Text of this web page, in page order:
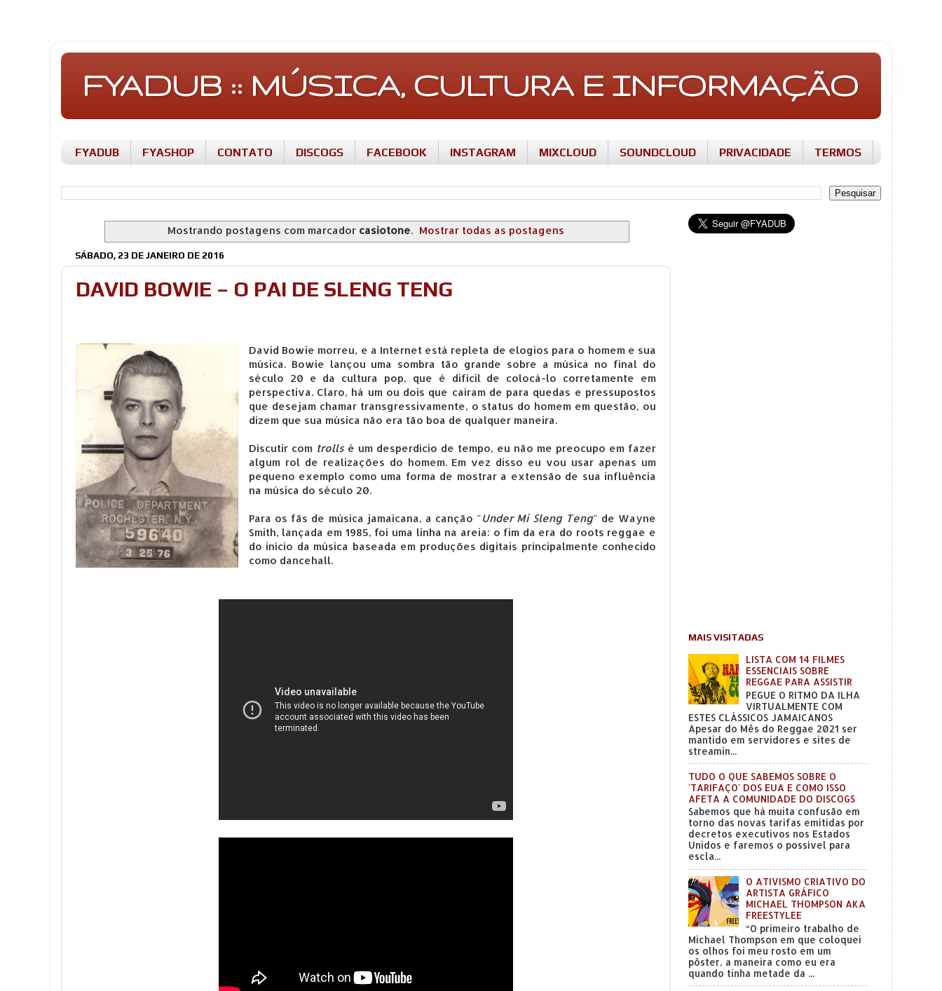
FYADUB :: MÚSICA, CULTURA E INFORMAÇÃO
FYADUB FYASHOP CONTATO DISCOGS FACEBOOK INSTAGRAM MIXCLOUD SOUNDCLOUD PRIVACIDADE TERMOS
Mostrando postagens com marcador casiotone. Mostrar todas as postagens
SÁBADO, 23 DE JANEIRO DE 2016
DAVID BOWIE – O PAI DE SLENG TENG
David Bowie morreu, e a Internet está repleta de elogios para o homem e sua
música. Bowie lançou uma sombra tão grande sobre a música no final do
século 20 e da cultura pop, que é difícil de colocá-lo corretamente em
perspectiva. Claro, há um ou dois que caíram de para quedas e pressupostos
que desejam chamar transgressivamente, o status do homem em questão, ou
dizem que sua música não era tão boa de qualquer maneira.
Discutir com trolls é um desperdício de tempo, eu não me preocupo em fazer
algum rol de realizações do homem. Em vez disso eu vou usar apenas um
pequeno exemplo como uma forma de mostrar a extensão de sua influência
na música do século 20.
Para os fãs de música jamaicana, a canção "Under Mi Sleng Teng" de Wayne
Smith, lançada em 1985, foi uma linha na areia: o fim da era do roots reggae e
do início da música baseada em produções digitais principalmente conhecido
como dancehall.
MAIS VISITADAS
LISTA COM 14 FILMES
ESSENCIAIS SOBRE
REGGAE PARA ASSISTIR
PEGUE O RITMO DA ILHA
VIRTUALMENTE COM
ESTES CLÁSSICOS JAMAICANOS
Apesar do Mês do Reggae 2021 ser
mantido em servidores e sites de
streamin...
TUDO O QUE SABEMOS SOBRE O
'TARIFAÇO' DOS EUA E COMO ISSO
AFETA A COMUNIDADE DO DISCOGS
Sabemos que há muita confusão em
torno das novas tarifas emitidas por
decretos executivos nos Estados
Unidos e faremos o possível para
escla...
O ATIVISMO CRIATIVO DO
ARTISTA GRÁFICO
MICHAEL THOMPSON AKA
FREESTYLEE
“O primeiro trabalho de
Michael Thompson em que coloquei
os olhos foi meu rosto em um
pôster, a maneira como eu era
quando tinha metade da ...